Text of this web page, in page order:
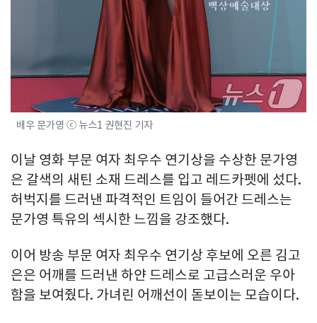
배우 문가영 ⓒ 뉴스1 권현진 기자
이날 영화 부문 여자 최우수 연기상을 수상한 문가영
은 갈색의 새틴 소재 드레스를 입고 레드카펫에 섰다.
허벅지를 드러낸 파격적인 트임이 들어간 드레스는
문가영 특유의 섹시한 느낌을 강조했다.
이어 방송 부문 여자 최우수 연기상 후보에 오른 김고
은은 어깨를 드러낸 하얀 드레스로 고급스러운 우아
함을 보여줬다. 가녀린 어깨선이 돋보이는 모습이다.